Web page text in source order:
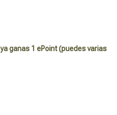
ganas 1 ePoint (puedes varias